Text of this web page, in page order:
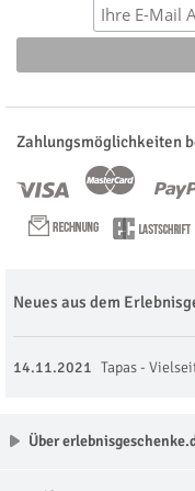
Zahlungsmöglichkeiten
Neues aus dem
14.11.2021 Tapas -
Über